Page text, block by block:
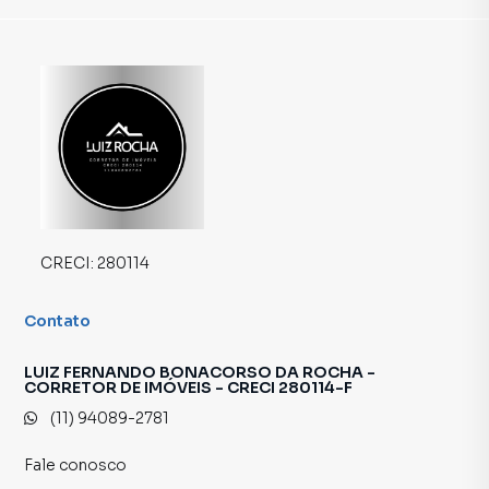
CRECI: 280114
Contato
LUIZ FERNANDO BONACORSO DA ROCHA -
CORRETOR DE IMÓVEIS - CRECI 280114-F
(11) 94089-2781
Fale conosco